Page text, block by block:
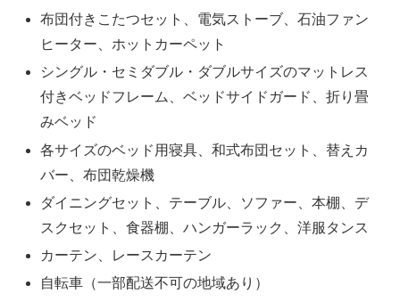
布団付きこたつセット、電気ストーブ、石油ファン
ヒーター、ホットカーペット
シングル・セミダブル・ダブルサイズのマットレス
付きベッドフレーム、ベッドサイドガード、折り畳
みベッド
各サイズのベッド用寝具、和式布団セット、替えカ
バー、布団乾燥機
ダイニングセット、テーブル、ソファー、本棚、デ
スクセット、食器棚、ハンガーラック、洋服タンス
カーテン、レースカーテン
自転車（一部配送不可の地域あり）